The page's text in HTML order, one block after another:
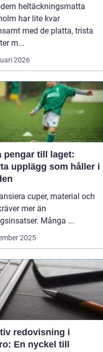
heltäckningsmatta
har lite kvar
med de platta, trista
m...
2026
pengar till laget:
upplägg som håller i
cuper, material och
mer än
Många ...
2025
redovisning i
En nyckel till